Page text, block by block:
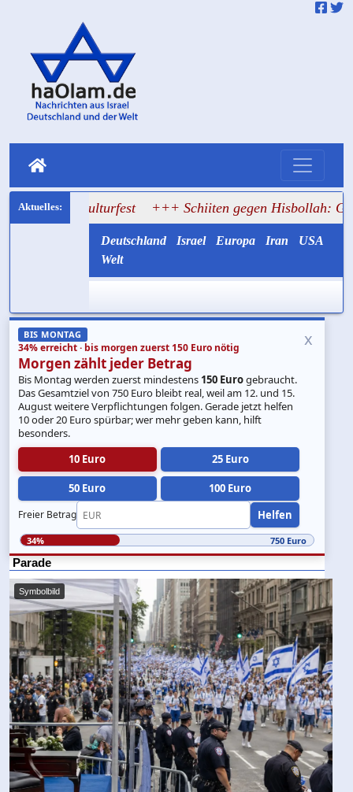
Kulturfest +++ Schiiten gegen Hisbollah: Gemayel
Deutschland Israel Europa Iran
USA
Welt
BIS MONTAG
34% erreicht · bis morgen zuerst 150 Euro nötig
Morgen zählt jeder Betrag
Bis Montag werden zuerst mindestens 150 Eurogebraucht.
Das Gesamtziel von 750 Euro bleibt real, weil am 12. und 15.
August weitere Verpflichtungen folgen. Gerade jetzt helfen
10 oder 20 Euro spürbar; wer mehr geben kann, hilft
besonders.
10 Euro
25 Euro
50 Euro 100 Euro
Freier Betrag Helfen
x
34% 750 Euro
Parade
Symbolbild